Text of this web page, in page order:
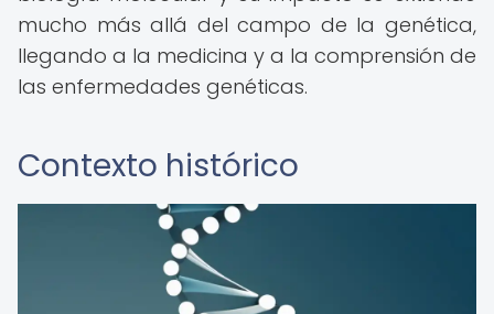
mucho más allá del campo de la genética,
llegando a la medicina y a la comprensión de
las enfermedades genéticas.
Contexto histórico